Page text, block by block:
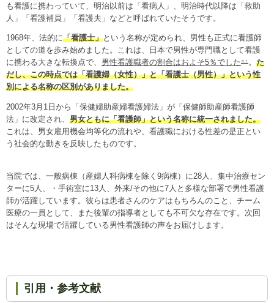
も看護に携わっていて、明治以前は「看病人」、明治時代以降は「救助
人」「看護補員」「看護夫」などと呼ばれていたそうです。
1968年、法的に「看護士」という名称が定められ、男性も正式に看護師
としての道を歩み始めました。これは、日本で男性が専門職として看護
に携わる大きな転換点で、 男性看護職者の割合はおよそ5％でした ※１ 。 た
だし、この時点では「看護婦（女性）」と「看護士（男性）」という性
別による名称の区別がありました。
2002年3月1日から「保健婦助産婦看護婦法」が「保健師助産師看護師
法」に改定され、 男女ともに「看護師」という名称に統一されました。
これは、男女雇用機会均等化の流れや、看護職における性差の是正とい
う社会的な動きを反映したものです。
当院では、一般病棟（産婦人科病棟を除く9病棟）に28人、集中治療セン
ターに5人、・手術室に13人、外来/その他に7人と多様な部署で男性看護
師が活躍しています。彼らは患者さんのケアはもちろんのこと、チーム
医療の一員として、また後輩の指導者としても不可欠な存在です。次回
はそんな現場で活躍している男性看護師の声をお届けします。
引用・参考文献